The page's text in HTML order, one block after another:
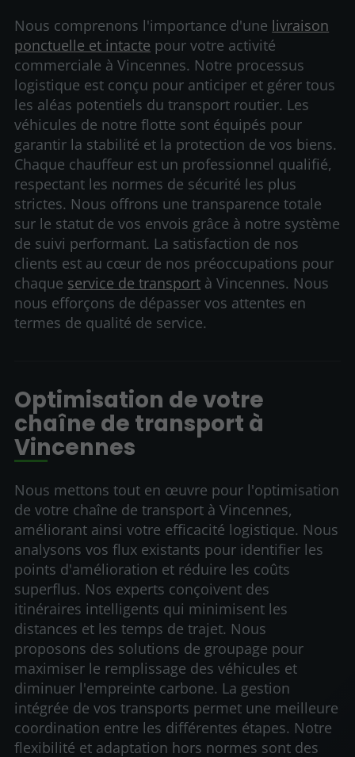
Nous comprenons l'importance d'une livraison
ponctuelle et intacte pour votre activité
commerciale à Vincennes. Notre processus
logistique est conçu pour anticiper et gérer tous
les aléas potentiels du transport routier. Les
véhicules de notre flotte sont équipés pour
garantir la stabilité et la protection de vos biens.
Chaque chauffeur est un professionnel qualifié,
respectant les normes de sécurité les plus
strictes. Nous offrons une transparence totale
sur le statut de vos envois grâce à notre système
de suivi performant. La satisfaction de nos
clients est au cœur de nos préoccupations pour
chaque service de transport à Vincennes. Nous
nous efforçons de dépasser vos attentes en
termes de qualité de service.
Optimisation de votre
chaîne de transport à
Vincennes
Nous mettons tout en œuvre pour l'optimisation
de votre chaîne de transport à Vincennes,
améliorant ainsi votre efficacité logistique. Nous
analysons vos flux existants pour identifier les
points d'amélioration et réduire les coûts
superflus. Nos experts conçoivent des
itinéraires intelligents qui minimisent les
distances et les temps de trajet. Nous
proposons des solutions de groupage pour
maximiser le remplissage des véhicules et
diminuer l'empreinte carbone. La gestion
intégrée de vos transports permet une meilleure
coordination entre les différentes étapes. Notre
flexibilité et adaptation hors normes sont des